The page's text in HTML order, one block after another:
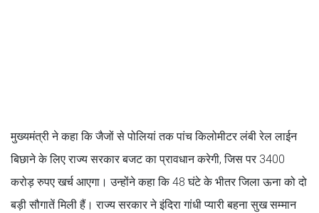
मुख्यमंत्री ने कहा कि जैजों से पोलियां तक पांच किलोमीटर लंबी रेल लाईन
बिछाने के लिए राज्य सरकार बजट का प्रावधान करेगी, जिस पर 3400
करोड़ रुपए खर्च आएगा। उन्होंने कहा कि 48 घंटे के भीतर जिला ऊना को दो
बड़ी सौगातें मिली हैं। राज्य सरकार ने इंदिरा गांधी प्यारी बहना सुख सम्मान